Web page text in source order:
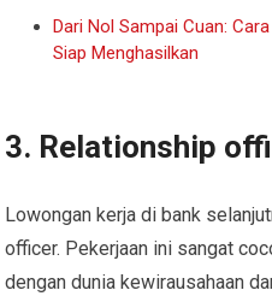
Dari Nol Sampai Cuan:
Siap Menghasilkan
3. Relationship
Lowongan kerja di bank
officer. Pekerjaan ini sangat
dengan dunia kewirausahaan